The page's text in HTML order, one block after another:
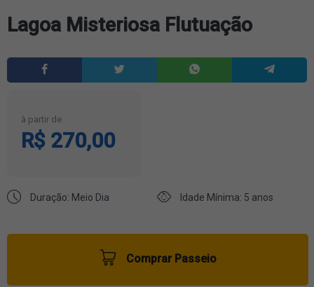
Lagoa Misteriosa Flutuação
à partir de
R$ 270,00
Duração: Meio Dia Idade Mínima: 5 anos
Comprar Passeio